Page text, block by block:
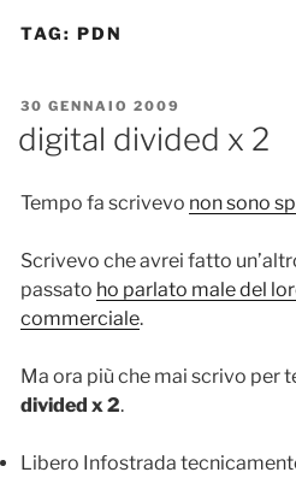
TAG: PDN
PUBBLICATO
IL
30 GENNAIO 2009
digital divided x 2
Tempo fa scrivevo non sono
Scrivevo che avrei fatto
passato ho parlato male del
commerciale.
Ma ora più che mai scrivo per
divided x 2.
Libero Infostrada